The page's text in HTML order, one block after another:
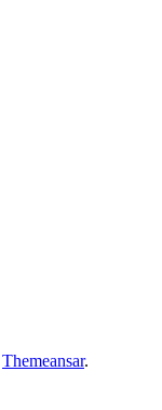
Themeansar.